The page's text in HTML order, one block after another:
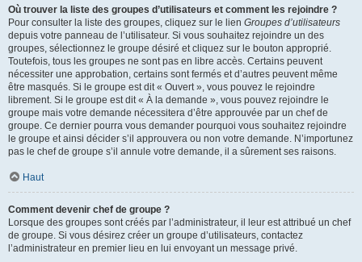
Où trouver la liste des groupes d’utilisateurs et comment les rejoindre ?
Pour consulter la liste des groupes, cliquez sur le lien Groupes d’utilisateurs
depuis votre panneau de l’utilisateur. Si vous souhaitez rejoindre un des
groupes, sélectionnez le groupe désiré et cliquez sur le bouton approprié.
Toutefois, tous les groupes ne sont pas en libre accès. Certains peuvent
nécessiter une approbation, certains sont fermés et d’autres peuvent même
être masqués. Si le groupe est dit « Ouvert », vous pouvez le rejoindre
librement. Si le groupe est dit « À la demande », vous pouvez rejoindre le
groupe mais votre demande nécessitera d’être approuvée par un chef de
groupe. Ce dernier pourra vous demander pourquoi vous souhaitez rejoindre
le groupe et ainsi décider s’il approuvera ou non votre demande. N’importunez
pas le chef de groupe s’il annule votre demande, il a sûrement ses raisons.
Haut
Comment devenir chef de groupe ?
Lorsque des groupes sont créés par l’administrateur, il leur est attribué un chef
de groupe. Si vous désirez créer un groupe d’utilisateurs, contactez
l’administrateur en premier lieu en lui envoyant un message privé.